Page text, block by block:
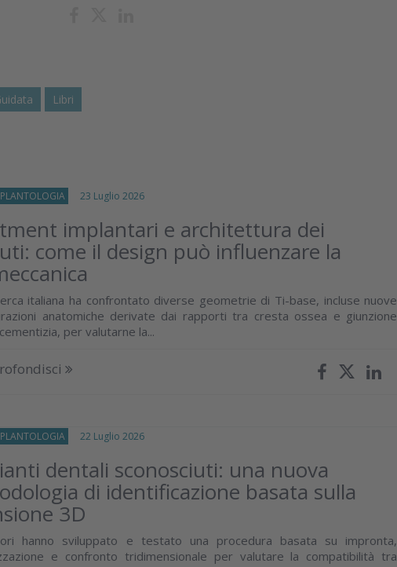
Libri
23 Luglio 2026
implantari e architettura dei
come il design può influenzare la
italiana ha confrontato diverse geometrie di Ti-base, incluse nuove
anatomiche derivate dai rapporti tra cresta ossea e giunzione
per valutarne la...
22 Luglio 2026
dentali sconosciuti: una nuova
di identificazione basata sulla
3D
hanno sviluppato e testato una procedura basata su impronta,
e confronto tridimensionale per valutare la compatibilità tra